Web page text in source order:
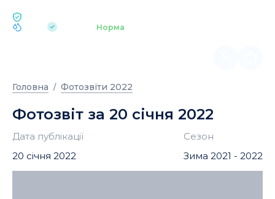
| Норма
Головна Фотозвіти 2022
Фотозвіт за 20 січня 2022
Дата публікації
20 січня 2022
Сезон
Зима 2021 - 2022